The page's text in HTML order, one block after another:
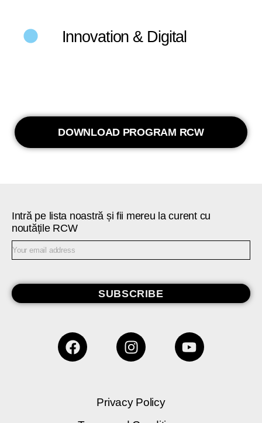
Innovation & Digital
DOWNLOAD PROGRAM RCW
Intră pe lista noastră și fii mereu la curent cu
noutățile RCW
SUBSCRIBE
Privacy Policy